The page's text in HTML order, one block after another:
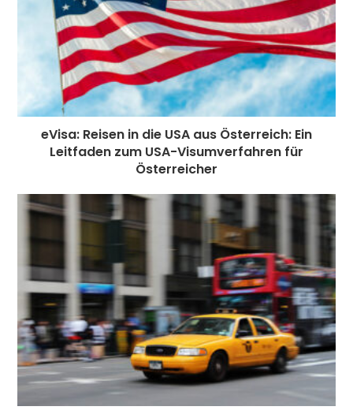
eVisa: Reisen in die USA aus Österreich: Ein
Leitfaden zum USA-Visumverfahren für
Österreicher